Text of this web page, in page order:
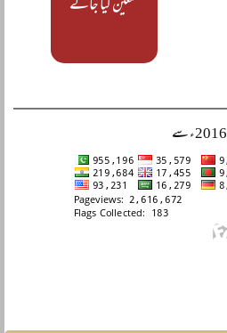
متعین کیا جائے
2016ء سے